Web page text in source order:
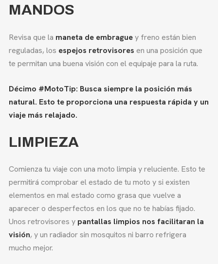
MANDOS
Revisa que la maneta de embraguey freno están bien
reguladas, los espejos retrovisores en una posición que
te permitan una buena visión con el equipaje para la ruta.
Décimo #MotoTip: Busca siempre la posición más
natural. Esto te proporciona una respuesta rápida y un
viaje más relajado.
LIMPIEZA
Comienza tu viaje con una moto limpia y reluciente. Esto te
permitirá comprobar el estado de tu moto y si existen
elementos en mal estado como grasa que vuelve a
aparecer o desperfectos en los que no te habías fijado.
Unos retrovisores y pantallas limpios nos facilitaran la
visión, y un radiador sin mosquitos ni barro refrigera
mucho mejor.